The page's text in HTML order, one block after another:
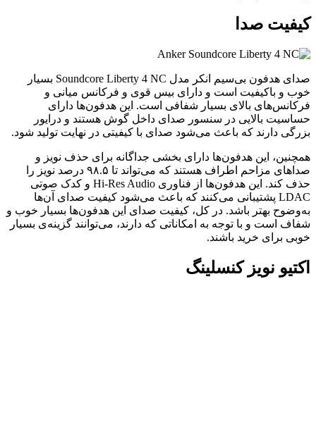
کیفیت صدا
صدای هدفون بی‌سیم انکر مدل Soundcore Liberty 4 NC بسیار
خوب و باکیفیت است و دارای بیس قوی و فرکانس میانی و
فرکانس‌های بالای بسیار شفافی است. این هدفون‌ها دارای
حساسیت بالایی در سنسور صدای داخل گوش هستند و درایور
بزرگی دارند که باعث می‌شود صدای با کیفیتی در نهایت تولید شود.
همچنین، این هدفون‌ها دارای بخشی جداگانه برای حذف نویز و
صداهای مزاحم اطراف هستند که می‌تواند تا ۹۸.۵ درصد نویز را
حذف کند. این هدفون‌ها از فناوری Hi-Res Audio و کدک صوتی
LDAC پشتیبانی می‌کنند که باعث می‌شود کیفیت صدای آن‌ها
به‌وضوح بهتر باشد. در کل، کیفیت صدای این هدفون‌ها بسیار خوب و
شفاف است و با توجه به امکاناتی که دارند، می‌توانند گزینه‌ی بسیار
خوبی برای خرید باشند.
اکتیو نویز کنسلینگ